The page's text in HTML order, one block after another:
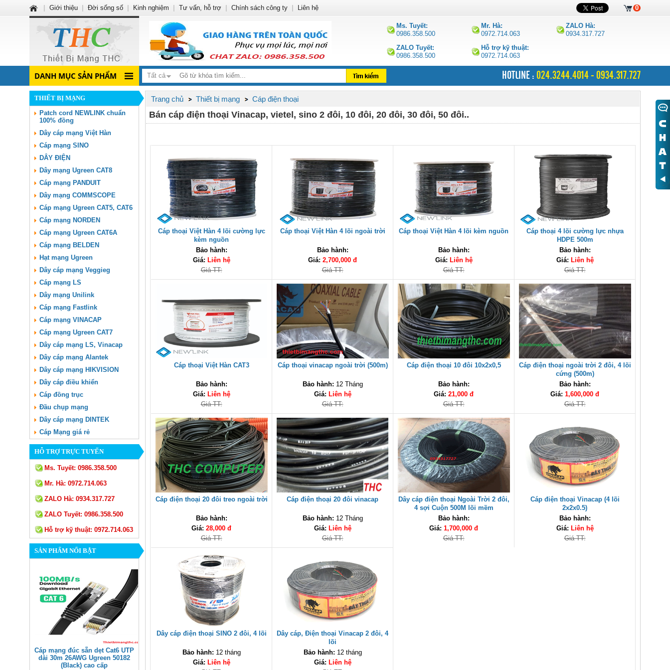
Ms. Tuyết:
0986.358.500
Mr. Hà:
0972.714.063
ZALO Hà:
0934.317.727
ZALO Tuyết:
0986.358.500
Hỗ trợ kỹ thuật:
0972.714.063
DANH MỤC SẢN PHẨM Tất cả HOTLINE : 024.3244.4014 - 0934.317.727
THIẾT BỊ MẠNG
Patch cord NEWLINK chuẩn
100% đồng
Dây cáp mạng Việt Hàn
Cáp mạng SINO
DÂY ĐIỆN
Dây mạng Ugreen CAT8
Cáp mạng PANDUIT
Dây mạng COMMSCOPE
Cáp mạng Ugreen CAT5, CAT6
Cáp mạng NORDEN
Cáp mạng Ugreen CAT6A
Cáp mạng BELDEN
Hạt mạng Ugreen
Dây cáp mạng Veggieg
Cáp mạng LS
Dây mạng Unilink
Cáp mạng Fastlink
Cáp mạng VINACAP
Cáp mạng Ugreen CAT7
Dây cáp mạng LS, Vinacap
Dây cáp mạng Alantek
Dây cáp mạng HIKVISION
Dây cáp điều khiển
Cáp đồng trục
Đầu chụp mạng
Dây cáp mạng DINTEK
Cáp Mạng giá rẻ
HỖ TRỢ TRỰC TUYẾN
Ms. Tuyết: 0986.358.500
Mr. Hà: 0972.714.063
ZALO Hà: 0934.317.727
ZALO Tuyết: 0986.358.500
Hỗ trợ kỹ thuật: 0972.714.063
SẢN PHẨM NỔI BẬT
Cáp mạng đúc sẵn dẹt Cat6 UTP
dài 30m 26AWG Ugreen 50182
(Black) cao cấp
Trang chủ Thiết bị mạng Cáp điện thoại
Bán cáp điện thoại Vinacap, vietel, sino 2 đôi, 10 đôi, 20 đôi, 30 đôi, 50 đôi..
Cáp thoại Việt Hàn 4 lõi cường lực
kèm nguồn
Bảo hành:
Giá: Liên hệ
Giá TT:
Cáp thoại Việt Hàn 4 lõi ngoài trời
Bảo hành:
Giá: 2,700,000 đ
Giá TT:
Cáp thoại Việt Hàn 4 lõi kèm nguồn
Bảo hành:
Giá: Liên hệ
Giá TT:
Cáp thoại 4 lõi cường lực nhựa
HDPE 500m
Bảo hành:
Giá: Liên hệ
Giá TT:
Cáp thoại Việt Hàn CAT3
Bảo hành:
Giá: Liên hệ
Giá TT:
Cáp thoại vinacap ngoài trời (500m)
Bảo hành: 12 Tháng
Giá: Liên hệ
Giá TT:
Cáp điện thoại 10 đôi 10x2x0,5
Bảo hành:
Giá: 21,000 đ
Giá TT:
Cáp điện thoại ngoài trời 2 đôi, 4 lõi
cứng (500m)
Bảo hành:
Giá: 1,600,000 đ
Giá TT:
Cáp điện thoại 20 đôi treo ngoài trời
Bảo hành:
Giá: 28,000 đ
Giá TT:
Cáp điện thoại 20 đôi vinacap
Bảo hành: 12 Tháng
Giá: Liên hệ
Giá TT:
Dây cáp điện thoại Ngoài Trời 2 đôi,
4 sợi Cuộn 500M lõi mềm
Bảo hành:
Giá: 1,700,000 đ
Giá TT:
Cáp điện thoại Vinacap (4 lõi
2x2x0.5)
Bảo hành:
Giá: Liên hệ
Giá TT:
Dây cáp điện thoại SINO 2 đôi, 4 lõi
Bảo hành: 12 tháng
Giá: Liên hệ
Dây cáp, Điện thoại Vinacap 2 đôi, 4
lõi
Bảo hành: 12 tháng
Giá: Liên hệ
0
Giới thiệu Đời sống số Kinh nghiệm Tư vấn, hỗ trợ Chính sách công ty Liên hệ